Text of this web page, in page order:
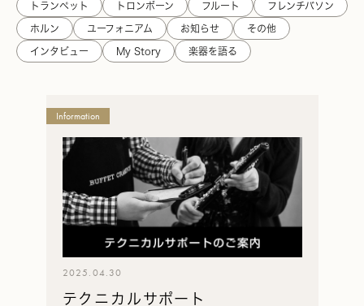
トランペット トロンボーン フルート フレンチバソン
ホルン ユーフォニアム お知らせ その他
インタビュー My Story 楽器を語る
Keilwerth
ス・
Information
2025.04.30
テクニカルサポート